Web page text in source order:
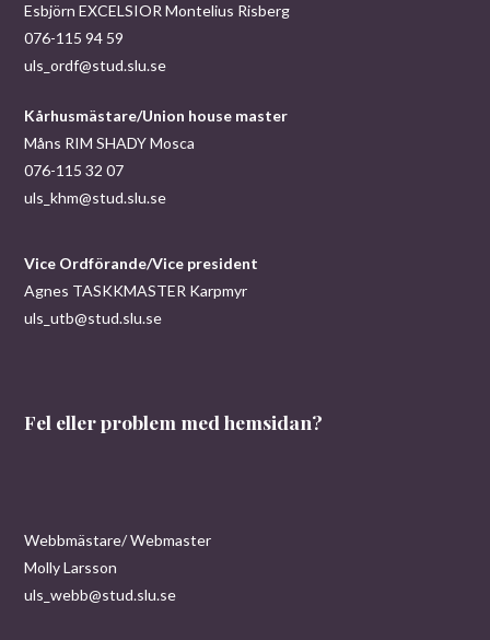
Esbjörn EXCELSIOR Montelius Risberg
076-115 94 59
uls_ordf@stud.slu.se
Kårhusmästare/Union house master
Måns RIM SHADY Mosca
076-115 32 07
uls_khm@stud.slu.se
Vice Ordförande/Vice president
Agnes TASKKMASTER Karpmyr
uls_utb@stud.slu.se
Fel eller problem med hemsidan?
Webbmästare/ Webmaster
Molly Larsson
uls_webb@stud.slu.se